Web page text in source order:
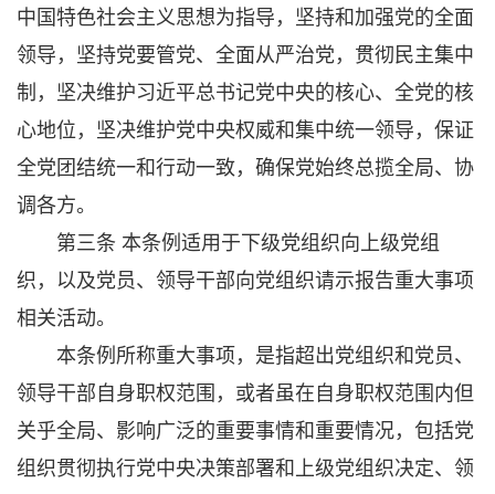
中国特色社会主义思想为指导，坚持和加强党的全面
领导，坚持党要管党、全面从严治党，贯彻民主集中
制，坚决维护习近平总书记党中央的核心、全党的核
心地位，坚决维护党中央权威和集中统一领导，保证
全党团结统一和行动一致，确保党始终总揽全局、协
调各方。
第三条 本条例适用于下级党组织向上级党组
织，以及党员、领导干部向党组织请示报告重大事项
相关活动。
本条例所称重大事项，是指超出党组织和党员、
领导干部自身职权范围，或者虽在自身职权范围内但
关乎全局、影响广泛的重要事情和重要情况，包括党
组织贯彻执行党中央决策部署和上级党组织决定、领